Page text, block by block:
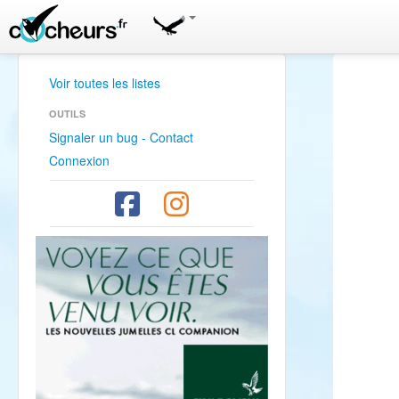
Voir toutes les listes
OUTILS
Signaler un bug - Contact
Connexion